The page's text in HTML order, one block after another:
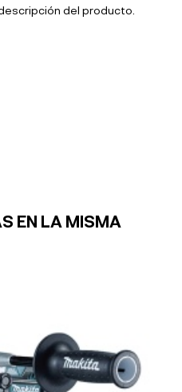
del producto.
EN LA MISMA